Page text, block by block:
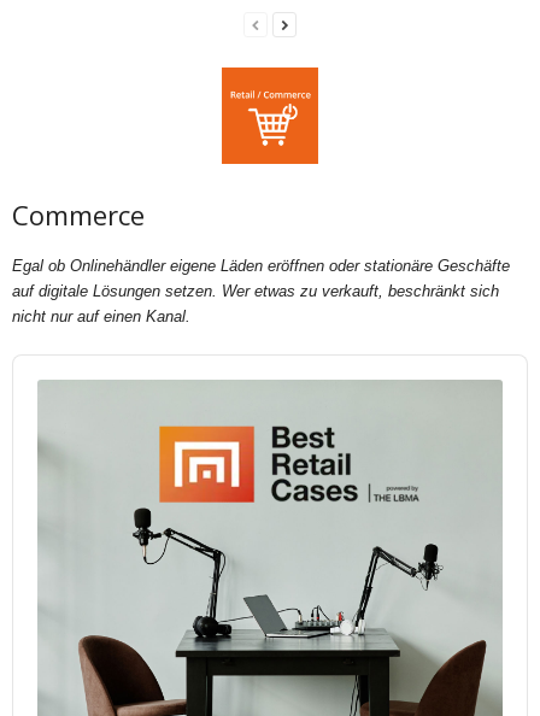
Commerce
Egal ob Onlinehändler eigene Läden eröffnen oder stationäre Geschäfte
auf digitale Lösungen setzen. Wer etwas zu verkauft, beschränkt sich
nicht nur auf einen Kanal.
Audio
Player